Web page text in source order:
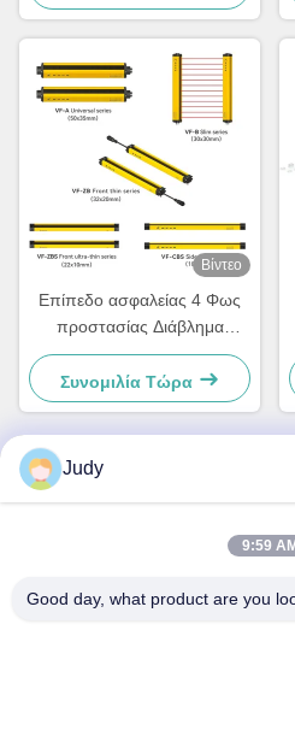
Σίγασης
Βίντεο
Επίπεδο ασφαλείας 4 Φως
προστασίας Διάβλημα
IP50/IP54 DC10-32V PNP
NPN Βιομηχανικό Φως
Ασφάλειας Φραγμό
Αλουμινίου Κεφάλαιο 10-
40mm Ανάλυση 30m Πεδίο
ανίχνευσης Πιστοποιημένο
Συνομιλία Τώρα
Κτίριο C, Βιομηχανική Ζώνη
Judy
9:59 AM
Good day, what product are you